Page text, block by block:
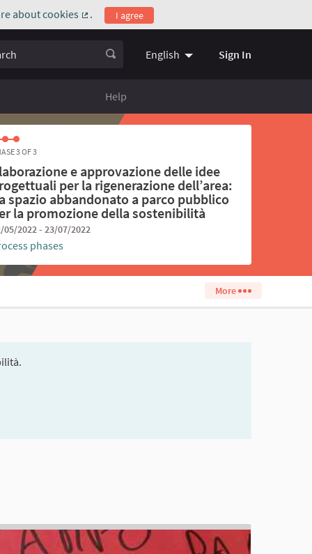
about cookies
(External link)
. I agree
English Choose language
Sign In
Help
3 OF 3
e approvazione delle idee
per la rigenerazione dell’area:
spazio abbandonato a parco pubblico
la promozione della sostenibilità
05/2022 - 23/07/2022
phases
More